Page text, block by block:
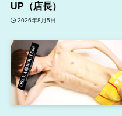
UP（店長）
2026年8月5日